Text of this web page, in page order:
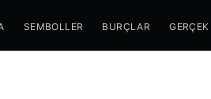
SEMBOLLER BURÇLAR